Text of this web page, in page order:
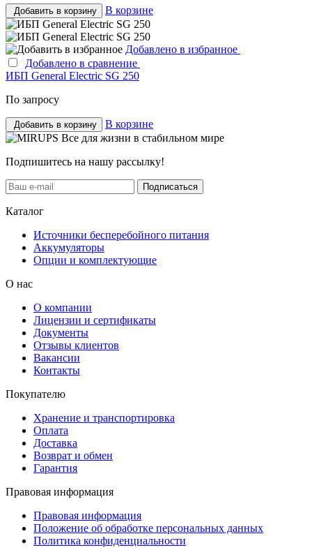
Добавить в корзину В корзине
Добавлено в избранное
Добавлено в сравнение
ИБП General Electric SG 250
По запросу
Добавить в корзину
В корзине
Все для жизни в стабильном мире
Подпишитесь на нашу рассылку!
Подписаться
Каталог
Источники бесперебойного питания
Аккумуляторы
Опции и комплектующие
О нас
О компании
Лицензии и сертификаты
Документы
Отзывы клиентов
Вакансии
Контакты
Покупателю
Хранение и транспортировка
Оплата
Доставка
Возврат и обмен
Гарантия
Правовая информация
Правовая информация
Положение об обработке персональных данных
Политика конфиденциальности